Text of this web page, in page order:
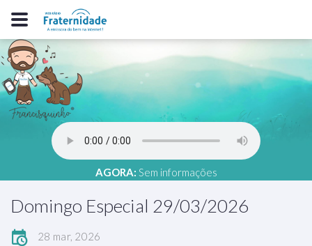
AGORA: Sem informações
Domingo Especial 29/03/2026
28 mar, 2026